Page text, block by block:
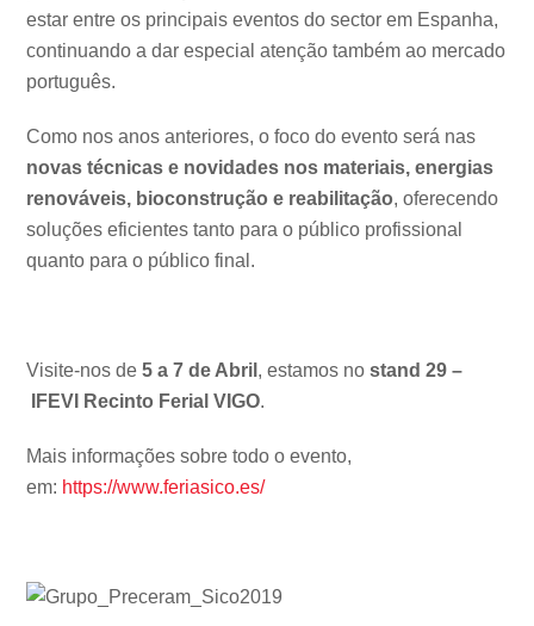
estar entre os principais eventos do sector em Espanha,
continuando a dar especial atenção também ao mercado
português.
Como nos anos anteriores, o foco do evento será nas
novas técnicas e novidades nos materiais, energias
renováveis, bioconstrução e reabilitação, oferecendo
soluções eficientes tanto para o público profissional
quanto para o público final.
Visite-nos de5 a 7 de Abril , estamos nostand 29 –
IFEVI Recinto Ferial VIGO.
Mais informações sobre todo o evento,
em: https://www.feriasico.es/